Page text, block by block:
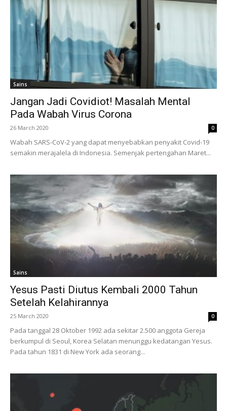
Sains
Jangan Jadi Covidiot! Masalah Mental
Pada Wabah Virus Corona
26 March 2020 0
Wabah SARS-CoV-2 yang dapat menyebabkan penyakit Covid-19
semakin merajalela di Indonesia. Semenjak pertengahan Maret...
Sains
Yesus Pasti Diutus Kembali 2000 Tahun
Setelah Kelahirannya
25 March 2020 0
Pada tanggal 28 Oktober 1992 ada sekitar 2.500 anggota Gereja
berkumpul di Seoul, Korea Selatan menunggu kedatangan Yesus.
Pada tahun 1831 di New York ada seorang...